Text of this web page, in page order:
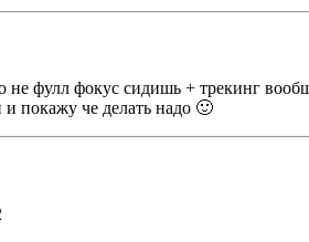
не фулл фокус сидишь + трекинг
покажу че делать надо 🙂